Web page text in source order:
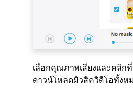
เลือกคุณภาพเสียงและคลิก
ดาวน์โหลดมิวสิควิดีโอทั้งห